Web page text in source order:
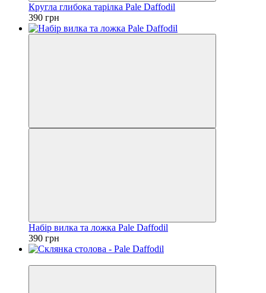
Кругла глибока тарілка Pale Daffodil
390 грн
Набір вилка та ложка Pale Daffodil
390 грн